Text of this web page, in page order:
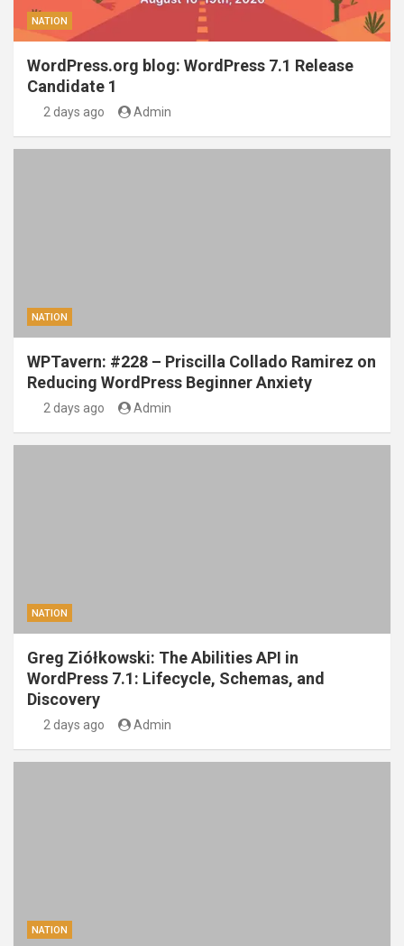
NATION
WordPress.org blog: WordPress 7.1 Release
Candidate 1
2 days ago Admin
NATION
WPTavern: #228 – Priscilla Collado Ramirez on
Reducing WordPress Beginner Anxiety
2 days ago Admin
NATION
Greg Ziółkowski: The Abilities API in
WordPress 7.1: Lifecycle, Schemas, and
Discovery
2 days ago Admin
NATION